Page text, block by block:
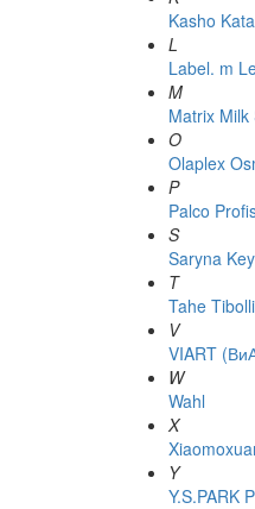
Kasho
L
Label. m
M
Matrix Milk
O
Olaplex
P
Palco
S
Saryna
T
Tahe Tibolli
V
VIART
W
Wahl
X
Y
Y.S.PARK